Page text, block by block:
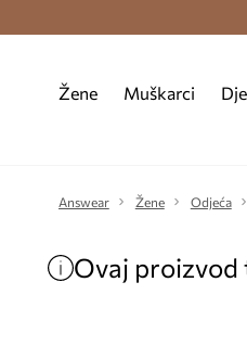
Žene Muškarci
Answear Žene Odjeća
Ovaj